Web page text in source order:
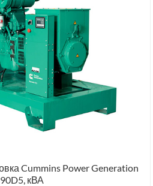
Cummins Power Generation
кВА